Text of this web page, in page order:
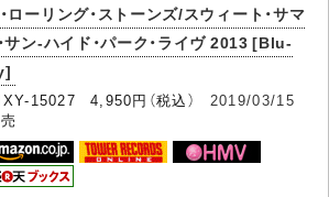
ローリング・ストーンズ/スウィート・サマ
サン-ハイド・パーク・ライヴ 2013 [Blu-
15027 4,950円（税込） 2019/03/15